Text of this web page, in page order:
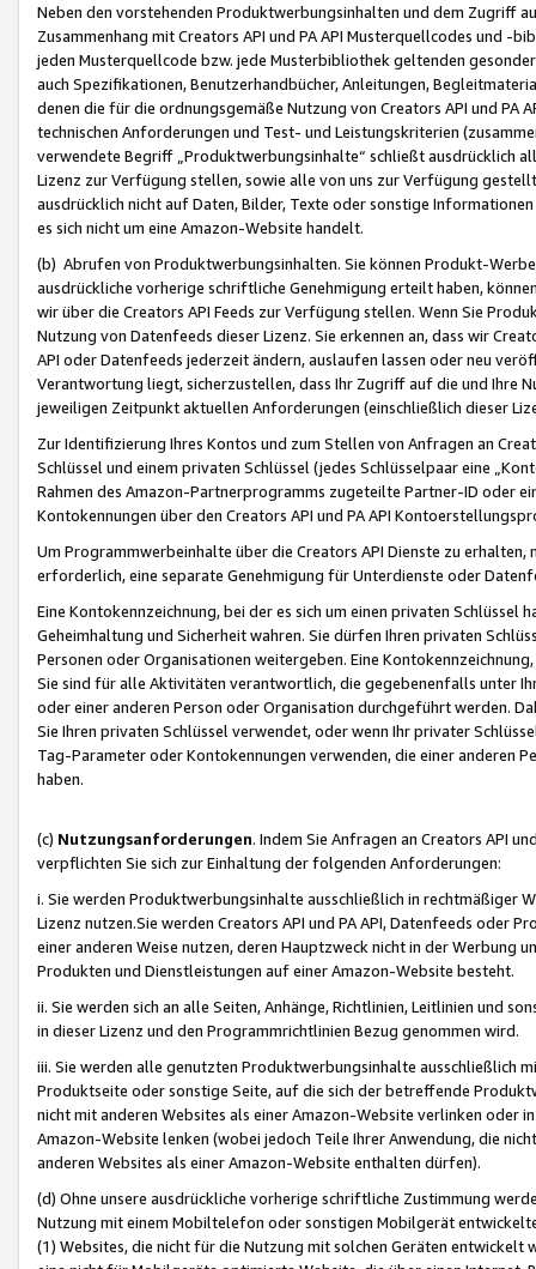
Neben den vorstehenden Produktwerbungsinhalten und dem Zugriff
Zusammenhang mit Creators API und PA API Musterquellcodes und
jeden Musterquellcode bzw. jede Musterbibliothek geltenden
auch Spezifikationen, Benutzerhandbücher, Anleitungen,
denen die für die ordnungsgemäße Nutzung von Creators API und PA
technischen Anforderungen und Test- und Leistungskriterien
verwendete Begriff „Produktwerbungsinhalte“ schließt ausdrücklich
Lizenz zur Verfügung stellen, sowie alle von uns zur Verfügung
ausdrücklich nicht auf Daten, Bilder, Texte oder sonstige
es sich nicht um eine Amazon-Website handelt.
(b) Abrufen von Produktwerbungsinhalten. Sie können Produkt-
ausdrückliche vorherige schriftliche Genehmigung erteilt haben,
wir über die Creators API Feeds zur Verfügung stellen. Wenn Sie
Nutzung von Datenfeeds dieser Lizenz. Sie erkennen an, dass wir
API oder Datenfeeds jederzeit ändern, auslaufen lassen oder neu
Verantwortung liegt, sicherzustellen, dass Ihr Zugriff auf die und Ihre
jeweiligen Zeitpunkt aktuellen Anforderungen (einschließlich dieser
Zur Identifizierung Ihres Kontos und zum Stellen von Anfragen an
Schlüssel und einem privaten Schlüssel (jedes Schlüsselpaar eine
Rahmen des Amazon-Partnerprogramms zugeteilte Partner-ID oder
Kontokennungen über den Creators API und PA API
Um Programmwerbeinhalte über die Creators API Dienste zu
erforderlich, eine separate Genehmigung für Unterdienste oder
Eine Kontokennzeichnung, bei der es sich um einen privaten
Geheimhaltung und Sicherheit wahren. Sie dürfen Ihren privaten
Personen oder Organisationen weitergeben. Eine
Sie sind für alle Aktivitäten verantwortlich, die gegebenenfalls unter
oder einer anderen Person oder Organisation durchgeführt werden.
Sie Ihren privaten Schlüssel verwendet, oder wenn Ihr privater
Tag-Parameter oder Kontokennungen verwenden, die einer anderen
haben.
(c) Nutzungsanforderungen. Indem Sie Anfragen an Creators API
verpflichten Sie sich zur Einhaltung der folgenden Anforderungen:
i. Sie werden Produktwerbungsinhalte ausschließlich in rechtmäßiger
Lizenz nutzen.Sie werden Creators API und PA API, Datenfeeds oder
einer anderen Weise nutzen, deren Hauptzweck nicht in der Werbung
Produkten und Dienstleistungen auf einer Amazon-Website besteht.
ii. Sie werden sich an alle Seiten, Anhänge, Richtlinien, Leitlinien und
in dieser Lizenz und den Programmrichtlinien Bezug genommen wird.
iii. Sie werden alle genutzten Produktwerbungsinhalte ausschließlich
Produktseite oder sonstige Seite, auf die sich der betreffende
nicht mit anderen Websites als einer Amazon-Website verlinken oder
Amazon-Website lenken (wobei jedoch Teile Ihrer Anwendung, die
anderen Websites als einer Amazon-Website enthalten dürfen).
(d) Ohne unsere ausdrückliche vorherige schriftliche Zustimmung
Nutzung mit einem Mobiltelefon oder sonstigen Mobilgerät
(1) Websites, die nicht für die Nutzung mit solchen Geräten